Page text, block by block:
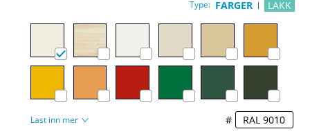
Type: FARGER LAKK
Last inn mer #